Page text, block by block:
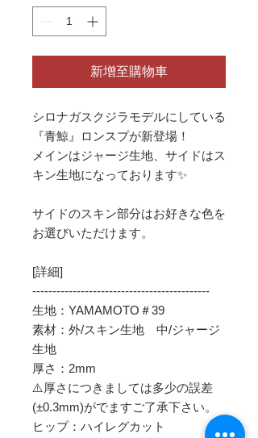
新增至購物車
シロナガスクジラモデルにしている
『青鯨』ロンスプが新登場！
メインはジャージ生地、サイドはス
キン生地になっております✨
サイドのスキン部分はお好きな色を
お選びいただけます。
[詳細]
--------------------------------------------
生地：YAMAMOTO＃39
素材：外/スキン生地 中/ジャージ
生地
厚さ：2mm
⚠️厚さにつきましては多少の誤差
(±0.3mm)がでますご了承下さい。
ヒップ：ハイレグカット